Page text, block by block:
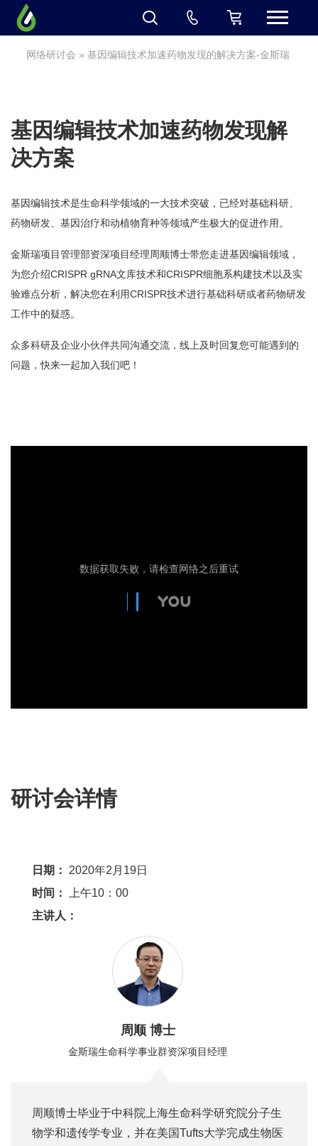
网络研讨会 » 基因编辑技术加速药物发现的解决方案-金斯瑞
基因编辑技术加速药物发现解
决方案
基因编辑技术是生命科学领域的一大技术突破，已经对基础科研、
药物研发、基因治疗和动植物育种等领域产生极大的促进作用。
金斯瑞项目管理部资深项目经理周顺博士带您走进基因编辑领域，
为您介绍CRISPR gRNA文库技术和CRISPR细胞系构建技术以及实
验难点分析，解决您在利用CRISPR技术进行基础科研或者药物研发
工作中的疑惑。
众多科研及企业小伙伴共同沟通交流，线上及时回复您可能遇到的
问题，快来一起加入我们吧！
研讨会详情
日期：
2020年2月19日
时间：
上午10：00
主讲人：
周顺 博士
金斯瑞生命科学事业群资深项目经理
周顺博士毕业于中科院上海生命科学研究院分子生
物学和遗传学专业，并在美国Tufts大学完成生物医